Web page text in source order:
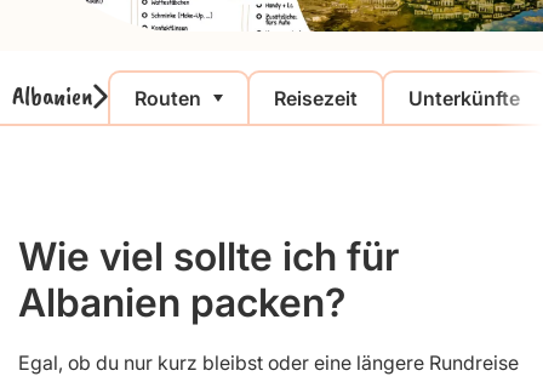
Albanien Routen Reisezeit Unterkünfte
Wie viel sollte ich für
Albanien packen?
Egal, ob du nur kurz bleibst oder eine längere Rundreise